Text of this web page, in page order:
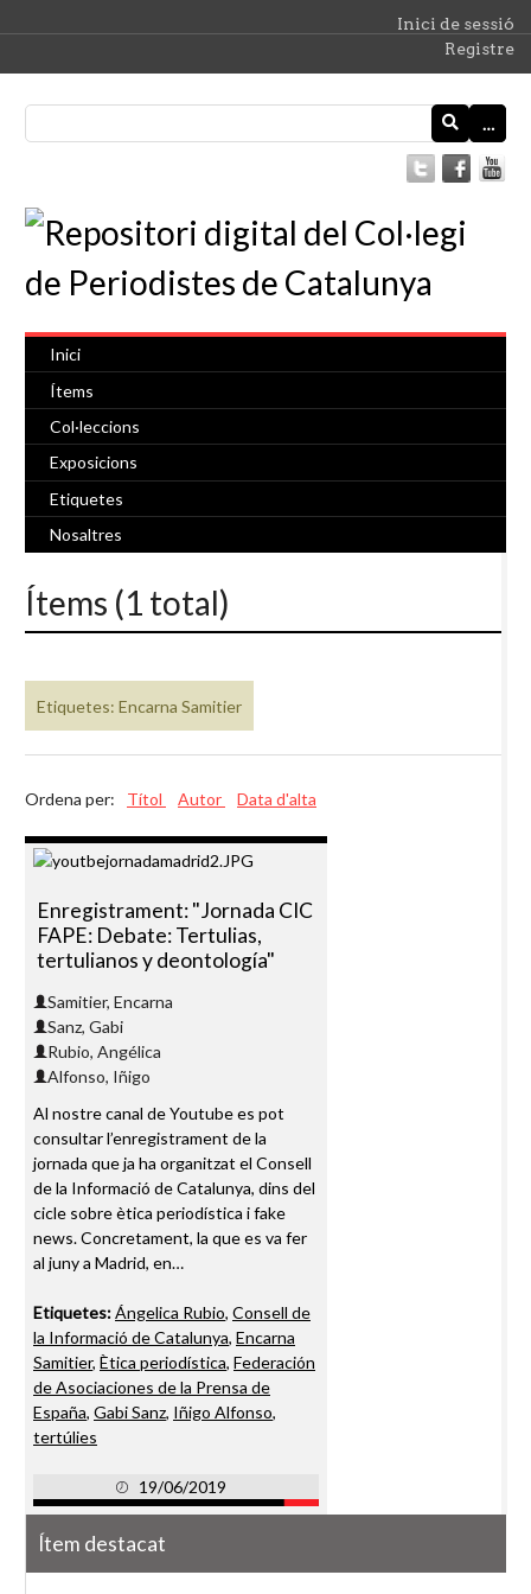
Inici de sessió
Registre
…
Inici
Ítems
Col·leccions
Exposicions
Etiquetes
Nosaltres
Ítems (1 total)
Etiquetes: Encarna Samitier
Ordena per: Títol Autor Data d'alta
Enregistrament: "Jornada CIC
FAPE: Debate: Tertulias,
tertulianos y deontología"
Samitier, Encarna
Sanz, Gabi
Rubio, Angélica
Alfonso, Iñigo
Al nostre canal de Youtube es pot
consultar l’enregistrament de la
jornada que ja ha organitzat el Consell
de la Informació de Catalunya, dins del
cicle sobre ètica periodística i fake
news. Concretament, la que es va fer
al juny a Madrid, en…
Etiquetes:Ángelica Rubio, Consell de
la Informació de Catalunya, Encarna
Samitier, Ètica periodística, Federación
de Asociaciones de la Prensa de
España, Gabi Sanz, Iñigo Alfonso,
tertúlies
19/06/2019
Ítem destacat